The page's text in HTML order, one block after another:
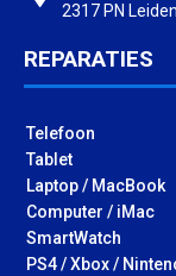
2317 PN Leiden
REPARATIES
Telefoon
Tablet
Laptop / MacBook
Computer / iMac
SmartWatch
PS4 / Xbox /